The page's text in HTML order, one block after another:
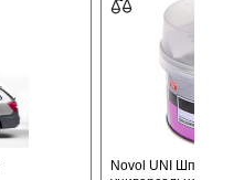
Novol UNI Шпатлёвка